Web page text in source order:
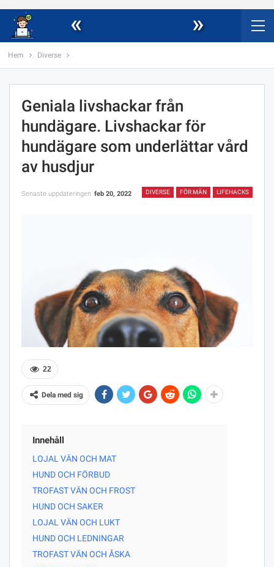
« »
Hem Diverse
Geniala livshackar från
hundägare. Livshackar för
hundägare som underlättar vård
av husdjur
DIVERSE FÖR MÄN LIFEHACKS
Senaste uppdateringen feb 20, 2022
22
Dela med sig
Innehåll
LOJAL VÄN OCH MAT
HUND OCH FÖRBUD
TROFAST VÄN OCH FROST
HUND OCH SAKER
LOJAL VÄN OCH LUKT
HUND OCH LEDNINGAR
TROFAST VÄN OCH ÅSKA